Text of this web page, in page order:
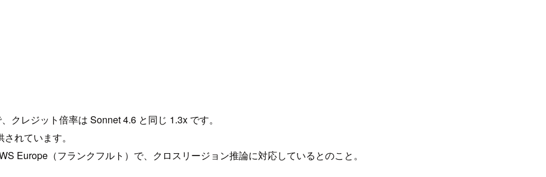
レジット倍率は Sonnet 4.6 と同じ 1.3x です。
れています。
Europe（フランクフルト）で、クロスリージョン推論に対応しているとのこと。